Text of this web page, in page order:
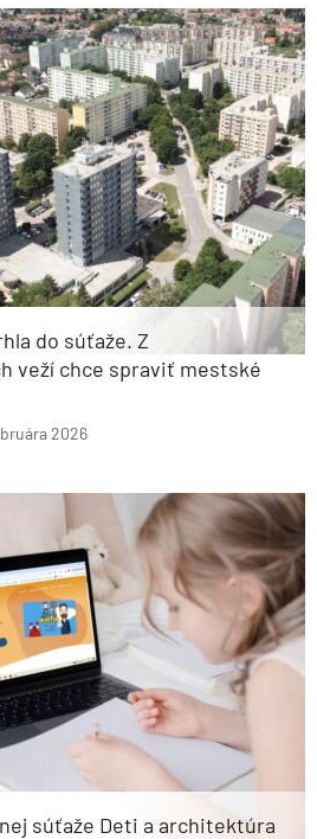
do súťaže. Z
veží chce spraviť mestské
2026
súťaže Deti a architektúra